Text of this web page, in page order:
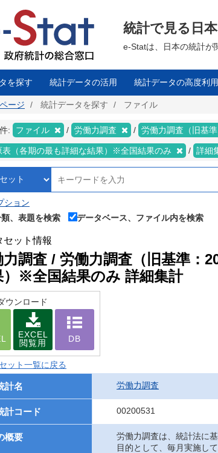
統計で見る日本
e-Statは、日本の統計が
を探す 統計データの活用 統計データの高度利用
ージ 統計データを探す ファイル
: ファイル 労働力調査 労働力調査（旧基
表（各期の最も詳細な結果）※全国結果のみ 詳細
ション
、表題を検索
データベース、ファイル内を検索
セット情報
力調査 / 労働力調査（旧基準：
）※全国結果のみ 詳細集計
ウンロード
EXCEL
閲覧用
DB
ット一覧に戻る
計名 労働力調査
計コード 00200531
概要
労働力調査は、統計法に
目的として、毎月実施して